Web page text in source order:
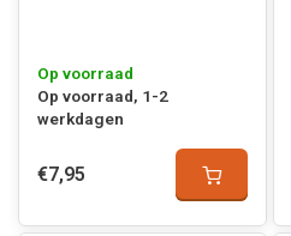
Op voorraad
Op voorraad, 1-2
werkdagen
€7,95